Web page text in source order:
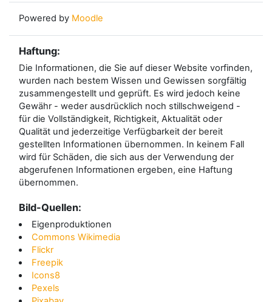
Powered by Moodle
Haftung:
Die Informationen, die Sie auf dieser Website vorfinden,
wurden nach bestem Wissen und Gewissen sorgfältig
zusammengestellt und geprüft. Es wird jedoch keine
Gewähr - weder ausdrücklich noch stillschweigend -
für die Vollständigkeit, Richtigkeit, Aktualität oder
Qualität und jederzeitige Verfügbarkeit der bereit
gestellten Informationen übernommen. In keinem Fall
wird für Schäden, die sich aus der Verwendung der
abgerufenen Informationen ergeben, eine Haftung
übernommen.
Bild-Quellen:
Eigenproduktionen
Commons Wikimedia
Flickr
Freepik
Icons8
Pexels